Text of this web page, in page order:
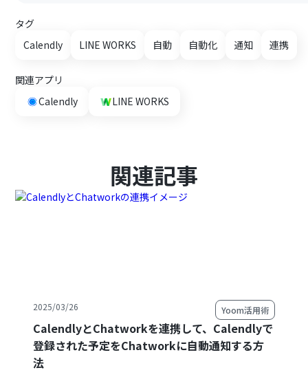
タグ
Calendly
LINE WORKS 自動 自動化 通知 連携
関連アプリ
Calendly
LINE WORKS
関連記事
2025/03/26 Yoom活用術
CalendlyとChatworkを連携して、Calendlyで
登録された予定をChatworkに自動通知する方
法